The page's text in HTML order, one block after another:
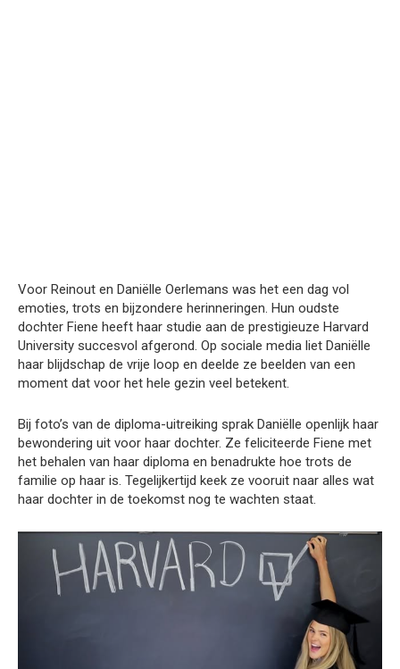
Voor Reinout en Daniëlle Oerlemans was het een dag vol
emoties, trots en bijzondere herinneringen. Hun oudste
dochter Fiene heeft haar studie aan de prestigieuze Harvard
University succesvol afgerond. Op sociale media liet Daniëlle
haar blijdschap de vrije loop en deelde ze beelden van een
moment dat voor het hele gezin veel betekent.
Bij foto’s van de diploma-uitreiking sprak Daniëlle openlijk haar
bewondering uit voor haar dochter. Ze feliciteerde Fiene met
het behalen van haar diploma en benadrukte hoe trots de
familie op haar is. Tegelijkertijd keek ze vooruit naar alles wat
haar dochter in de toekomst nog te wachten staat.